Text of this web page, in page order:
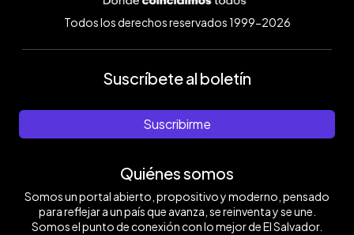
Todos los derechos reservados 1999-2026
Suscríbete al boletín
Suscribirme
Quiénes somos
Somos un portal abierto, propositivo y moderno, pensado
para reflejar a un país que avanza, se reinventa y se une.
Somos el punto de conexión con lo mejor de El Salvador.